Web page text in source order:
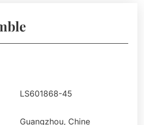
LS601868-45
Guangzhou, Chine